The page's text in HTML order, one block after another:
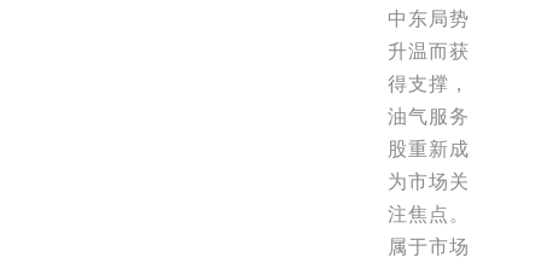
中东局势
升温而获
得支撑，
油气服务
股重新成
为市场关
注焦点。
属于市场